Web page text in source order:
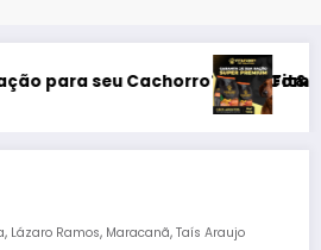
Cachorro? Guia Completo e Dicas
Fit&Furry é Boa?
, Lázaro Ramos, Maracanã, Taís Araujo